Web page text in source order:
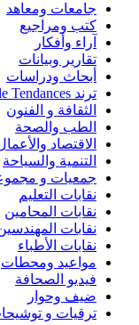
جامعات ومعاهد
كتب ومراجيع
آراء وأفكار
تقارير وبيانات
أبحاث ودراسات
ترند Trends Google Tendances
الثقافة و الفنون
الطب والصحة
الاقتصاد
التنمية والسياحة
جمعيات و
نقابات التعليم
نقابات المحامين
نقابات
نقابات الأطباء
مواعيد ومحطات
فيديو الصحافة
ضيف وحوار
ترقيات و